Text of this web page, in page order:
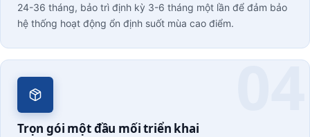
24-36 tháng, bảo trì định kỳ 3-6 tháng một lần để đảm bảo
hệ thống hoạt động ổn định suốt mùa cao điểm.
Trọn gói một đầu mối triển khai